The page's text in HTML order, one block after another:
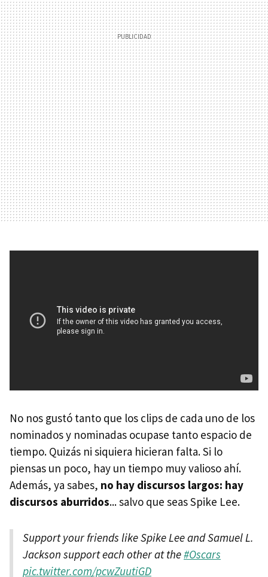
No nos gustó tanto que los clips de cada uno de los
nominados y nominadas ocupase tanto espacio de
tiempo. Quizás ni siquiera hicieran falta. Si lo
piensas un poco, hay un tiempo muy valioso ahí.
Además, ya sabes, no hay discursos largos: hay
discursos aburridos... salvo que seas Spike Lee.
Support your friends like Spike Lee and Samuel L.
Jackson support each other at the#Oscars
pic.twitter.com/pcwZuutiGD